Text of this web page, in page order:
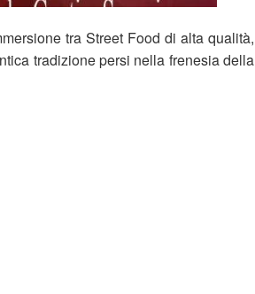
tra Street Food di alta qualità,
tradizione persi nella frenesia della